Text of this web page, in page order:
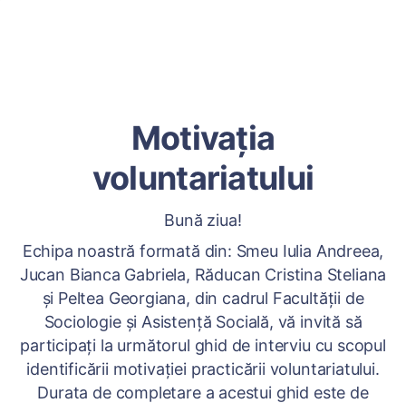
Motivația
voluntariatului
Bună ziua!
Echipa noastră formată din: Smeu Iulia Andreea,
Jucan Bianca Gabriela, Răducan Cristina Steliana
și Peltea Georgiana, din cadrul Facultății de
Sociologie și Asistență Socială, vă invită să
participați la următorul ghid de interviu cu scopul
identificării motivației practicării voluntariatului.
Durata de completare a acestui ghid este de